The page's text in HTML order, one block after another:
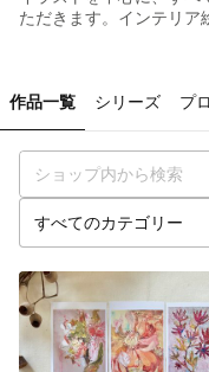
ただきます。インテリア
作品一覧 シリーズ プ